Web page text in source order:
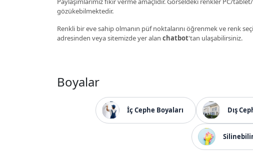
gözükebilmektedir.
Renkli bir eve sahip olmanın püf noktalarını öğrenmek ve renk
adresinden veya sitemizde yer alan chatbot'tan ulaşabilirsiniz.
Boyalar
İç Cephe Boyaları Dış